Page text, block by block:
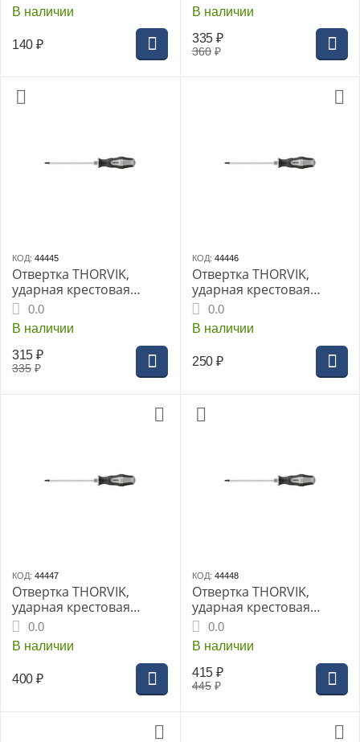
В наличии
140 ₽
В наличии
360 ₽
335 ₽
КОД: 44445
Отвертка THORVIK,
ударная крестовая
PH1x75 мм (SDPG175)
0.0
В наличии
335 ₽
315 ₽
КОД: 44446
Отвертка THORVIK,
ударная крестовая
PH2x100 мм (SDPG210)
0.0
В наличии
250 ₽
КОД: 44447
Отвертка THORVIK,
ударная крестовая
PH2x150 мм, (SDPG215)
0.0
В наличии
400 ₽
КОД: 44448
Отвертка THORVIK,
ударная крестовая
PH2x200 мм, (SDPG220)
0.0
В наличии
445 ₽
415 ₽